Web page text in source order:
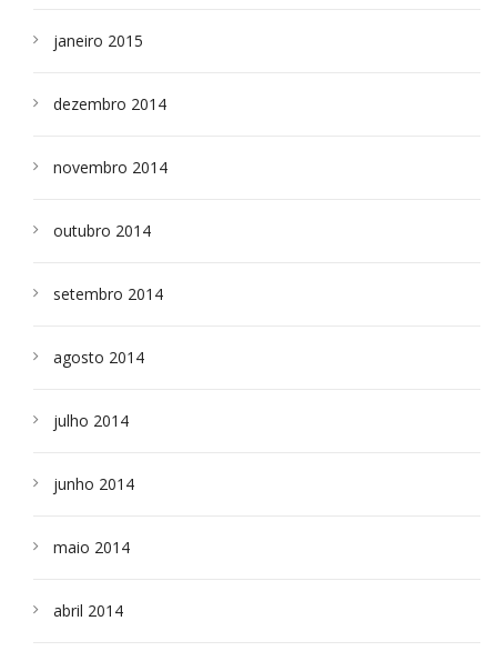
janeiro 2015
dezembro 2014
novembro 2014
outubro 2014
setembro 2014
agosto 2014
julho 2014
junho 2014
maio 2014
abril 2014